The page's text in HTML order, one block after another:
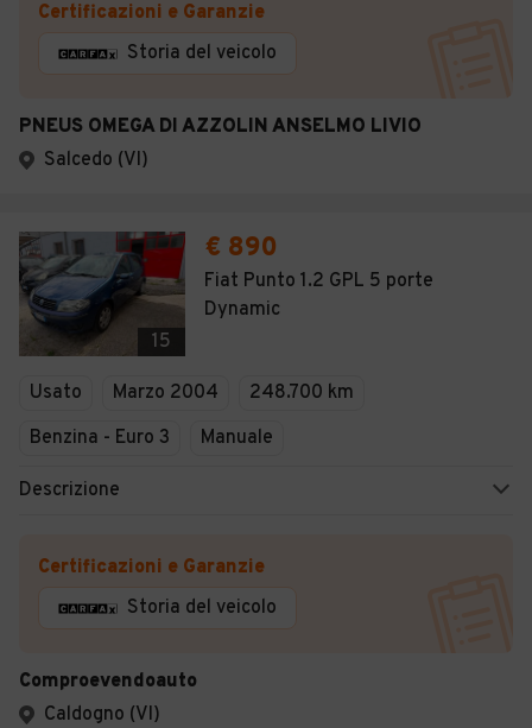
Certificazioni e Garanzie
Storia del veicolo
PNEUS OMEGA DI AZZOLIN ANSELMO LIVIO
Salcedo (VI)
15
€ 890
Fiat Punto 1.2 GPL 5 porte
Dynamic
Usato Marzo 2004
248.700 km
Benzina - Euro 3
Manuale
Descrizione
Certificazioni e Garanzie
Storia del veicolo
Comproevendoauto
Caldogno (VI)